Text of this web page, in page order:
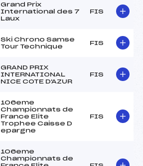
Grand Prix
International des 7
Laux
FIS
Ski Chrono Samse
Tour Technique
FIS
GRAND PRIX
INTERNATIONAL
NICE COTE D'AZUR
FIS
106eme
Championnats de
France Elite
Trophee Caisse D
epargne
FIS
106eme
Championnats de